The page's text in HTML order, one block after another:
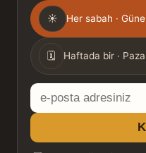
Gönderim
sıklığı
☀ Her sabah ·
🗓 Haftada bir ·
E-
posta
adresiniz